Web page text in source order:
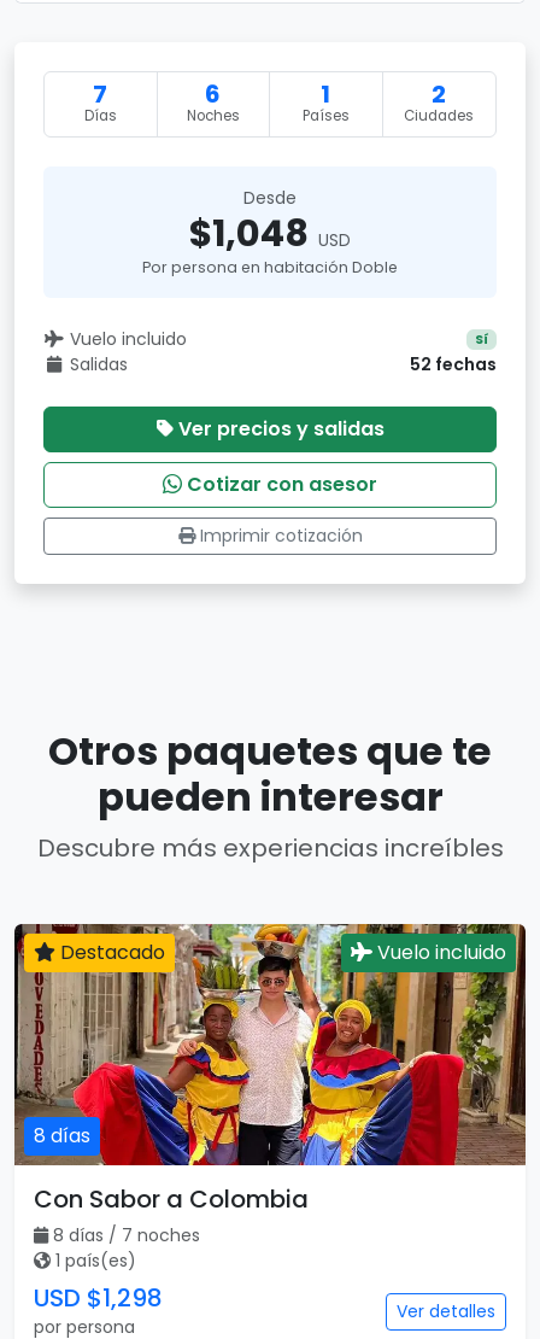
7
Días
6
Noches
1
Países
2
Ciudades
Desde
$1,048 USD
Por persona en habitación Doble
Vuelo incluido Sí
Salidas 52 fechas
Ver precios y salidas
Cotizar con asesor
Imprimir cotización
Otros paquetes que te
pueden interesar
Descubre más experiencias increíbles
8 días
Destacado Vuelo incluido
Con Sabor a Colombia
8 días / 7 noches
1 país(es)
USD $1,298
por persona
Ver detalles